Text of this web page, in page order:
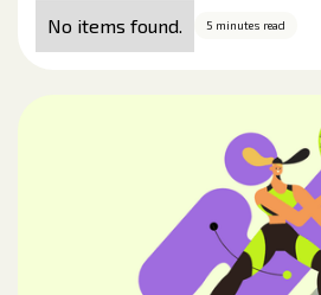
No items found. 5 minutes read